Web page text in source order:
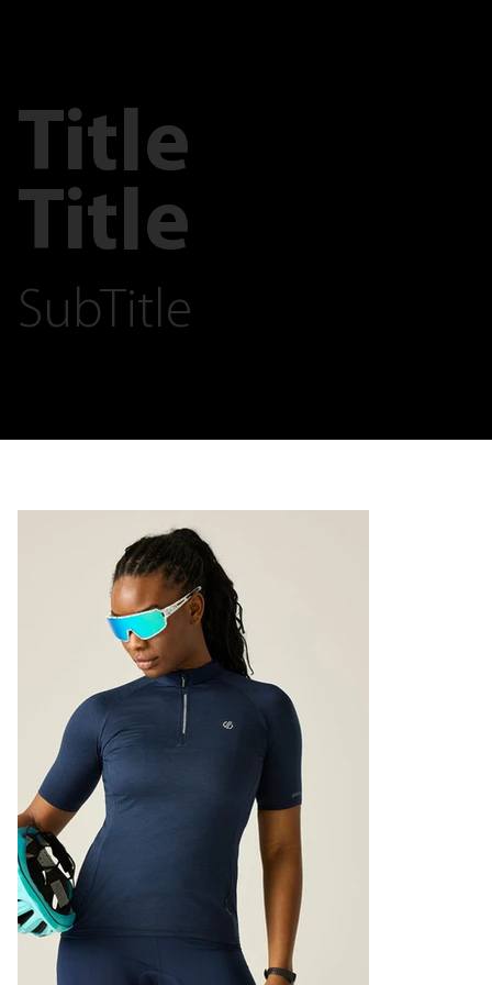
Title
Title
SubTitle